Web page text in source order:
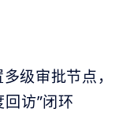
级审批节点，
访”闭环